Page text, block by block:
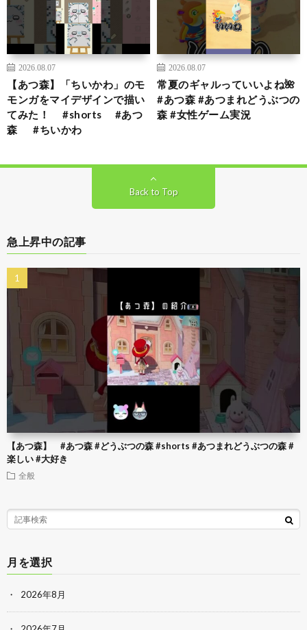
2026.08.07
【あつ森】「ちいかわ」のモ
モンガをマイデザインで描い
てみた！ #shorts #あつ
森 #ちいかわ
2026.08.07
常夏のギャルっていいよね🌺
#あつ森 #あつまれどうぶつの
森 #女性ゲーム実況
Back to Top
急上昇中の記事
【あつ森】 #あつ森 #どうぶつの森 #shorts #あつまれどうぶつの森 #
楽しい #大好き
全般
月を選択
2026年8月